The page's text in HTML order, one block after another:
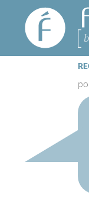
FundéuRAE
- Fundación
del Español
Urgente
Buscar